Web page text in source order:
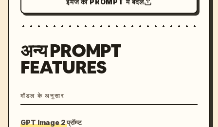
इमेज को PROMPT में बदलें
अन्य PROMPT
FEATURES
मॉडल के अनुसार
GPT Image 2 प्रॉम्प्ट